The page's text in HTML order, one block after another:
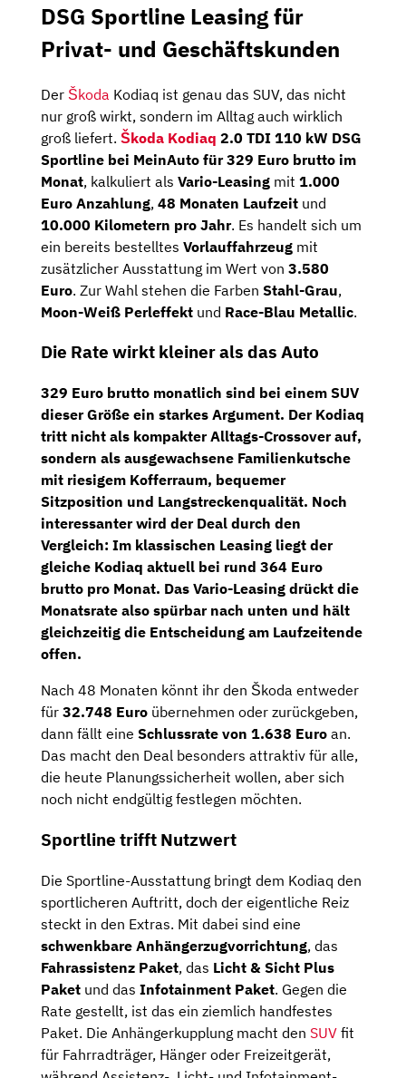
DSG Sportline Leasing für
Privat- und Geschäftskunden
Der Škoda Kodiaq ist genau das SUV, das nicht
nur groß wirkt, sondern im Alltag auch wirklich
groß liefert. Škoda Kodiaq 2.0 TDI 110 kW DSG
Sportline bei MeinAuto für 329 Euro brutto im
Monat, kalkuliert als Vario-Leasing mit 1.000
Euro Anzahlung, 48 Monaten Laufzeit und
10.000 Kilometern pro Jahr. Es handelt sich um
ein bereits bestelltes Vorlauffahrzeug mit
zusätzlicher Ausstattung im Wert von 3.580
Euro. Zur Wahl stehen die Farben Stahl-Grau,
Moon-Weiß Perleffekt und Race-Blau Metallic.
Die Rate wirkt kleiner als das Auto
329 Euro brutto monatlich sind bei einem SUV
dieser Größe ein starkes Argument. Der Kodiaq
tritt nicht als kompakter Alltags-Crossover auf,
sondern als ausgewachsene Familienkutsche
mit riesigem Kofferraum, bequemer
Sitzposition und Langstreckenqualität. Noch
interessanter wird der Deal durch den
Vergleich: Im klassischen Leasing liegt der
gleiche Kodiaq aktuell bei rund 364 Euro
brutto pro Monat. Das Vario-Leasing drückt die
Monatsrate also spürbar nach unten und hält
gleichzeitig die Entscheidung am Laufzeitende
offen.
Nach 48 Monaten könnt ihr den Škoda entweder
für 32.748 Euro übernehmen oder zurückgeben,
dann fällt eine Schlussrate von 1.638 Euro an.
Das macht den Deal besonders attraktiv für alle,
die heute Planungssicherheit wollen, aber sich
noch nicht endgültig festlegen möchten.
Sportline trifft Nutzwert
Die Sportline-Ausstattung bringt dem Kodiaq den
sportlicheren Auftritt, doch der eigentliche Reiz
steckt in den Extras. Mit dabei sind eine
schwenkbare Anhängerzugvorrichtung, das
Fahrassistenz Paket, das Licht & Sicht Plus
Paket und das Infotainment Paket. Gegen die
Rate gestellt, ist das ein ziemlich handfestes
Paket. Die Anhängerkupplung macht den SUV fit
für Fahrradträger, Hänger oder Freizeitgerät,